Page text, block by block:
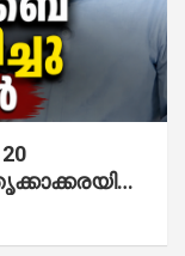
രണ്ടുപേര്‍